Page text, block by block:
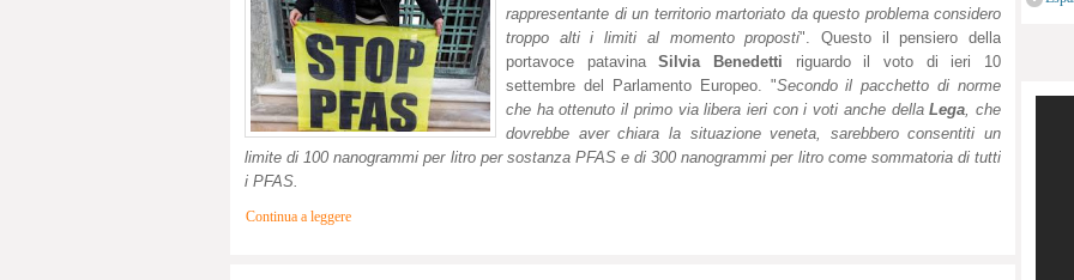
rappresentante di un territorio martoriato da questo problema considero
troppo alti i limiti al momento proposti". Questo il pensiero della
portavoce patavinaSilvia Benedetti riguardo il voto di ieri 10
settembre del Parlamento Europeo. "Secondo il pacchetto di norme
che ha ottenuto il primo via libera ieri con i voti anche dellaLega, che
dovrebbe aver chiara la situazione veneta, sarebbero consentiti un
limite di 100 nanogrammi per litro per sostanza PFAS e di 300 nanogrammi per litro come sommatoria di tutti
i PFAS.
Continua a leggere